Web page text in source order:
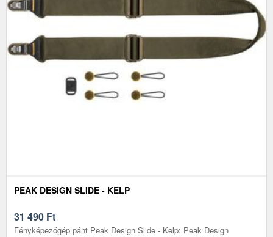
PEAK DESIGN SLIDE - KELP
31 490 Ft
Fényképezőgép pánt Peak Design Slide - Kelp: Peak Design